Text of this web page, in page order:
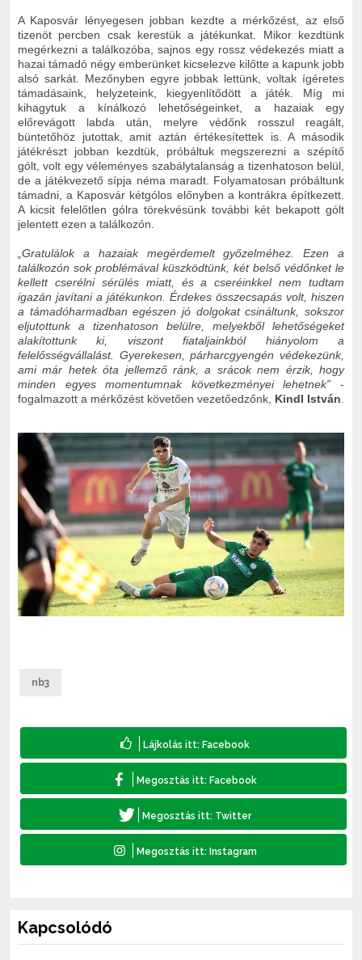
A Kaposvár lényegesen jobban kezdte a mérkőzést, az első
tizenöt percben csak kerestük a játékunkat. Mikor kezdtünk
megérkezni a találkozóba, sajnos egy rossz védekezés miatt a
hazai támadó négy emberünket kicselezve kilőtte a kapunk jobb
alsó sarkát. Mezőnyben egyre jobbak lettünk, voltak ígéretes
támadásaink, helyzeteink, kiegyenlítődött a játék. Míg mi
kihagytuk a kínálkozó lehetőségeinket, a hazaiak egy
előrevágott labda után, melyre védőnk rosszul reagált,
büntetőhöz jutottak, amit aztán értékesítettek is. A második
játékrészt jobban kezdtük, próbáltuk megszerezni a szépítő
gólt, volt egy véleményes szabálytalanság a tizenhatoson belül,
de a játékvezető sípja néma maradt. Folyamatosan próbáltunk
támadni, a Kaposvár kétgólos előnyben a kontrákra építkezett.
A kicsit felelőtlen gólra törekvésünk további két bekapott gólt
jelentett ezen a találkozón.
„Gratulálok a hazaiak megérdemelt győzelméhez. Ezen a
találkozón sok problémával küszködtünk, két belső védőnket le
kellett cserélni sérülés miatt, és a cseréinkkel nem tudtam
igazán javítani a játékunkon. Érdekes összecsapás volt, hiszen
a támadóharmadban egészen jó dolgokat csináltunk, sokszor
eljutottunk a tizenhatoson belülre, melyekből lehetőségeket
alakítottunk ki, viszont fiataljainkból hiányolom a
felelősségvállalást. Gyerekesen, párharcgyengén védekezünk,
ami már hetek óta jellemző ránk, a srácok nem érzik, hogy
minden egyes momentumnak következményei lehetnek” -
fogalmazott a mérkőzést követően vezetőedzőnk, Kindl István
nb3
Kapcsolódó